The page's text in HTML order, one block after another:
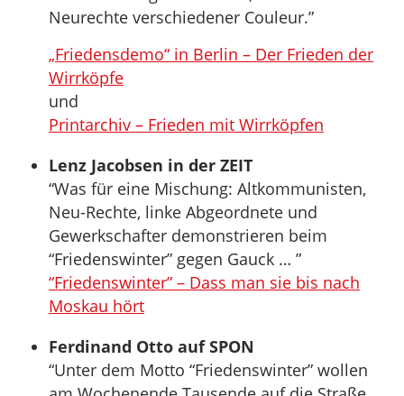
Neurechte verschiedener Couleur.”
„Friedensdemo“ in Berlin – Der Frieden der
Wirrköpfe
und
Printarchiv – Frieden mit Wirrköpfen
Lenz Jacobsen in der ZEIT
“Was für eine Mischung: Altkommunisten,
Neu-Rechte, linke Abgeordnete und
Gewerkschafter demonstrieren beim
“Friedenswinter” gegen Gauck … ”
“Friedenswinter” – Dass man sie bis nach
Moskau hört
Ferdinand Otto auf SPON
“Unter dem Motto “Friedenswinter” wollen